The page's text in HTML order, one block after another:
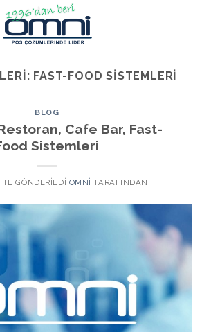
FAST-FOOD SISTEMLERI
BLOG
Cafe Bar, Fast-
Sistemleri
TE GÖNDERILDI OMNI TARAFINDAN